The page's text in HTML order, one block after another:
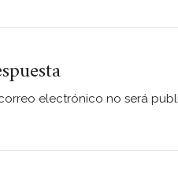
electrónico no será